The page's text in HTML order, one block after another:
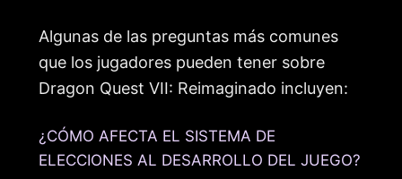
Algunas de las preguntas más comunes
que los jugadores pueden tener sobre
Dragon Quest VII: Reimaginado incluyen:
¿CÓMO AFECTA EL SISTEMA DE
ELECCIONES AL DESARROLLO DEL JUEGO?